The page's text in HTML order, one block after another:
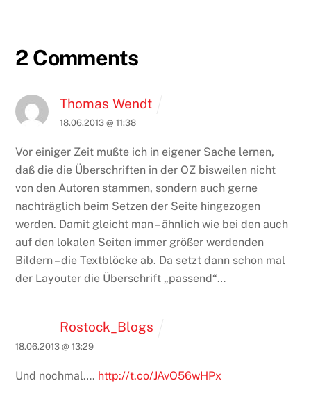
2 Comments
Thomas Wendt
18.06.2013 @ 11:38
Vor einiger Zeit mußte ich in eigener Sache lernen,
daß die die Überschriften in der OZ bisweilen nicht
von den Autoren stammen, sondern auch gerne
nachträglich beim Setzen der Seite hingezogen
werden. Damit gleicht man – ähnlich wie bei den auch
auf den lokalen Seiten immer größer werdenden
Bildern – die Textblöcke ab. Da setzt dann schon mal
der Layouter die Überschrift „passend“…
Rostock_Blogs
18.06.2013 @ 13:29
Und nochmal…. http://t.co/JAvO56wHPx